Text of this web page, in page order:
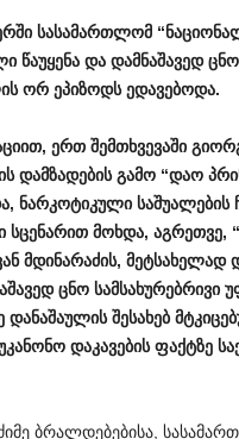
სასამართლომ“
წაუყენა და დამნაშავედ ცნო
ორ ეპიზოდს ედავებოდა.
, ერთ შემთხვევაში
დამზადების გამო“დაო
, ნარკოტიკული საშუალების
სცენარით მოხდა, აგრეთვე, “
მდინარაძის, მეტსახელად
ცნო სამსახურებრივი
დანაშაულის შესახებ
დაკავების ფაქტზე
ბრალდებებისა,